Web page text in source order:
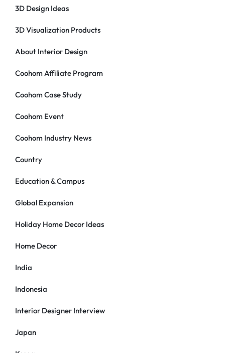
3D Design Ideas
3D Visualization Products
About Interior Design
Coohom Affiliate Program
Coohom Case Study
Coohom Event
Coohom Industry News
Country
Education & Campus
Global Expansion
Holiday Home Decor Ideas
Home Decor
India
Indonesia
Interior Designer Interview
Japan